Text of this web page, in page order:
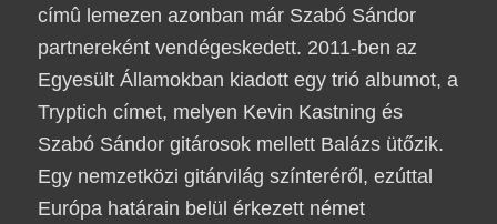
címû lemezen azonban már Szabó Sándor
partnereként vendégeskedett. 2011-ben az
Egyesült Államokban kiadott egy trió albumot, a
Tryptich címet, melyen Kevin Kastning és
Szabó Sándor gitárosok mellett Balázs ütőzik.
Egy nemzetközi gitárvilág színteréről, ezúttal
Európa határain belül érkezett német